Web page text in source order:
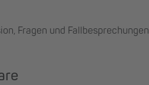
Fragen und Fallbesprechungen